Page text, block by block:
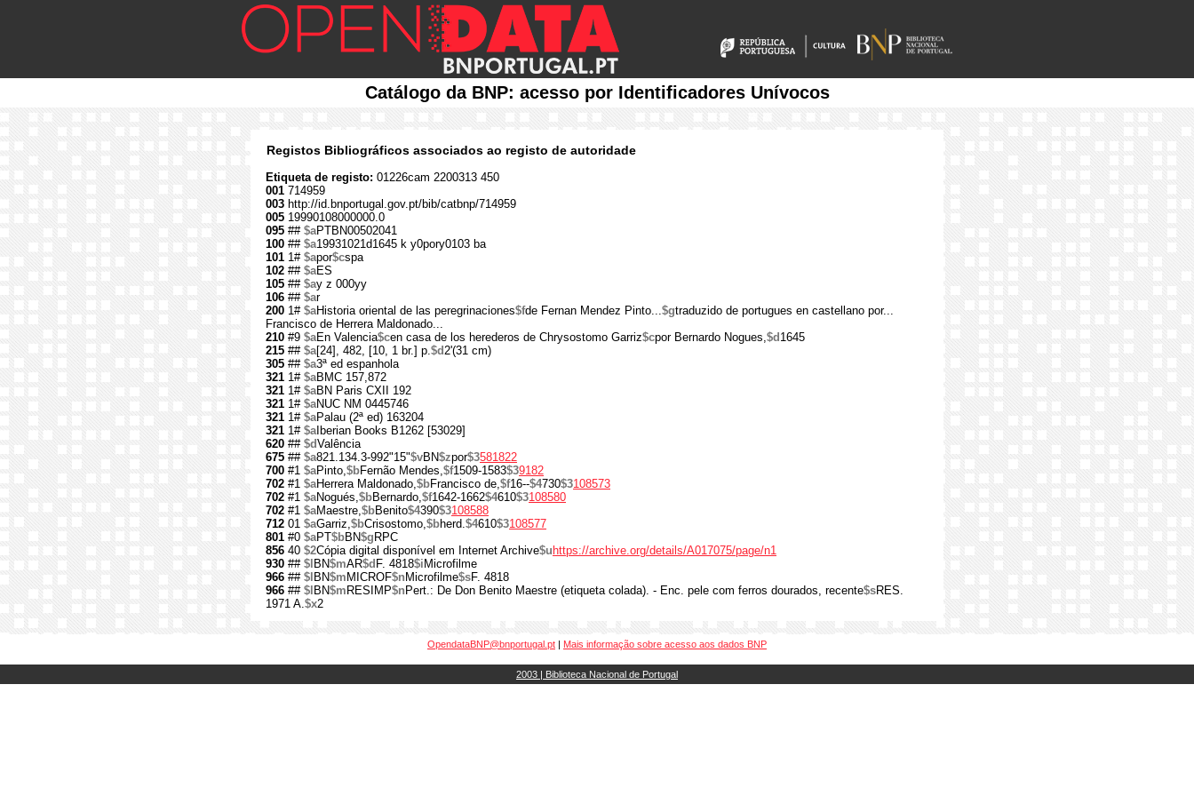
Catálogo da BNP: acesso por Identificadores Unívocos
Registos Bibliográficos associados ao registo de autoridade
Etiqueta de registo: 01226cam 2200313 450
001 714959
003 http://id.bnportugal.gov.pt/bib/catbnp/714959
005 19990108000000.0
095 ## $aPTBN00502041
100 ## $a19931021d1645 k y0pory0103 ba
101 1# $apor$cspa
102 ## $aES
105 ## $ay z 000yy
106 ## $ar
200 1# $aHistoria oriental de las peregrinaciones$fde Fernan Mendez Pinto...$gtraduzido de portugues en castellano por...
Francisco de Herrera Maldonado...
210 #9 $aEn Valencia$cen casa de los herederos de Chrysostomo Garriz$cpor Bernardo Nogues,$d 1645
215 ## $a[24], 482, [10, 1 br.] p.$d2'(31 cm)
305 ## $a3ª ed espanhola
321 1# $aBMC 157,872
321 1# $aBN Paris CXII 192
321 1# $aNUC NM 0445746
321 1# $aPalau (2ª ed) 163204
321 1# $aIberian Books B1262 [53029]
620 ## $dValência
675 ## $a821.134.3-992"15"$vBN$zpor$3581822
700 #1 $aPinto,$bFernão Mendes,$f1509-1583$39182
702 #1 $aHerrera Maldonado,$bFrancisco de,$f16--$4730$3108573
702 #1 $aNogués,$bBernardo,$f1642-1662$4610$3108580
702 #1 $aMaestre,$bBenito$4390$3108588
712 01 $aGarriz,$bCrisostomo,$bherd.$4610$3108577
801 #0 $aPT$bBN$g RPC
856 40 $2Cópia digital disponível em Internet Archive$u https://archive.org/details/A017075/page/n1
930 ## $l BN$mAR$d F. 4818$i Microfilme
966 ## $l BN$m MICROF$n Microfilme$sF. 4818
966 ## $l BN$m RESIMP$n Pert.: De Don Benito Maestre (etiqueta colada). - Enc. pele com ferros dourados, recente$sRES.
1971 A.$x2
OpendataBNP@bnportugal.pt | Mais informação sobre acesso aos dados BNP
2003 | Biblioteca Nacional de Portugal